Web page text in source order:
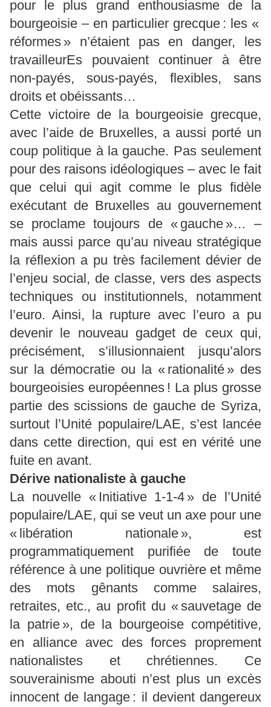
pour le plus grand enthousiasme de la
bourgeoisie – en particulier grecque : les «
réformes » n’étaient pas en danger, les
travailleurEs pouvaient continuer à être
non-payés, sous-payés, flexibles, sans
droits et obéissants…
Cette victoire de la bourgeoisie grecque,
avec l’aide de Bruxelles, a aussi porté un
coup politique à la gauche. Pas seulement
pour des raisons idéologiques – avec le fait
que celui qui agit comme le plus fidèle
exécutant de Bruxelles au gouvernement
se proclame toujours de « gauche »… –
mais aussi parce qu’au niveau stratégique
la réflexion a pu très facilement dévier de
l’enjeu social, de classe, vers des aspects
techniques ou institutionnels, notamment
l’euro. Ainsi, la rupture avec l’euro a pu
devenir le nouveau gadget de ceux qui,
précisément, s’illusionnaient jusqu’alors
sur la démocratie ou la « rationalité » des
bourgeoisies européennes ! La plus grosse
partie des scissions de gauche de Syriza,
surtout l’Unité populaire/LAE, s’est lancée
dans cette direction, qui est en vérité une
fuite en avant.
Dérive nationaliste à gauche
La nouvelle « Initiative 1-1-4 » de l’Unité
populaire/LAE, qui se veut un axe pour une
« libération nationale », est
programmatiquement purifiée de toute
référence à une politique ouvrière et même
des mots gênants comme salaires,
retraites, etc., au profit du « sauvetage de
la patrie », de la bourgeoise compétitive,
en alliance avec des forces proprement
nationalistes et chrétiennes. Ce
souverainisme abouti n’est plus un excès
innocent de langage : il devient dangereux